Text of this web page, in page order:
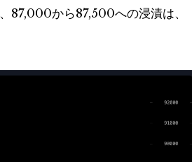
87,000から87,500への浸漬は、